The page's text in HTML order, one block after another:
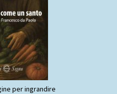
per ingrandire